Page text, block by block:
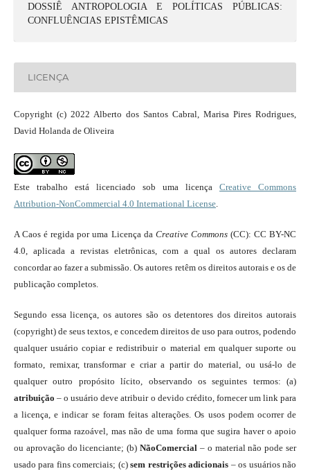
DOSSIÊ ANTROPOLOGIA E POLÍTICAS PÚBLICAS:
CONFLUÊNCIAS EPISTÊMICAS
LICENÇA
Copyright (c) 2022 Alberto dos Santos Cabral, Marisa Pires Rodrigues,
David Holanda de Oliveira
Este trabalho está licenciado sob uma licençaCreative Commons
Attribution-NonCommercial 4.0 International License.
A Caos é regida por uma Licença da Creative Commons(CC): CC BY-NC
4.0, aplicada a revistas eletrônicas, com a qual os autores declaram
concordar ao fazer a submissão. Os autores retêm os direitos autorais e os de
publicação completos.
Segundo essa licença, os autores são os detentores dos direitos autorais
(copyright) de seus textos, e concedem direitos de uso para outros, podendo
qualquer usuário copiar e redistribuir o material em qualquer suporte ou
formato, remixar, transformar e criar a partir do material, ou usá-lo de
qualquer outro propósito lícito, observando os seguintes termos: (a)
atribuição – o usuário deve atribuir o devido crédito, fornecer um link para
a licença, e indicar se foram feitas alterações. Os usos podem ocorrer de
qualquer forma razoável, mas não de uma forma que sugira haver o apoio
ou aprovação do licenciante; (b)NãoComercial – o material não pode ser
usado para fins comerciais; (c)sem restrições adicionais – os usuários não